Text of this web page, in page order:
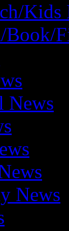
Kids
News
News